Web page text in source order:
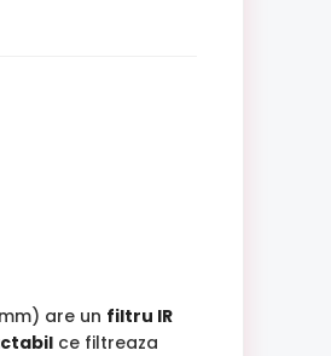
are un filtru IR
ce filtreaza